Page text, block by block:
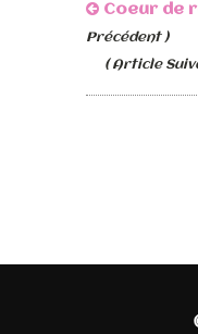
Coeur de
Précédent )
( Article